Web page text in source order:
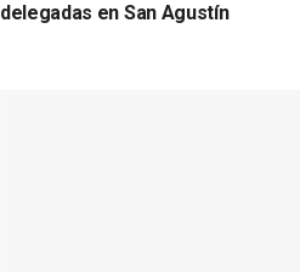
delegadas en San Agustín